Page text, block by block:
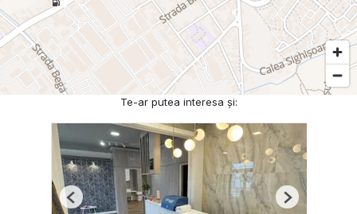
Te-ar putea interesa și:
Previous Next